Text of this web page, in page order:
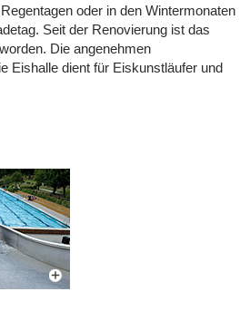
oder in den Wintermonaten
Seit der Renovierung ist das
Die angenehmen
Eishalle dient für Eiskunstläufer und